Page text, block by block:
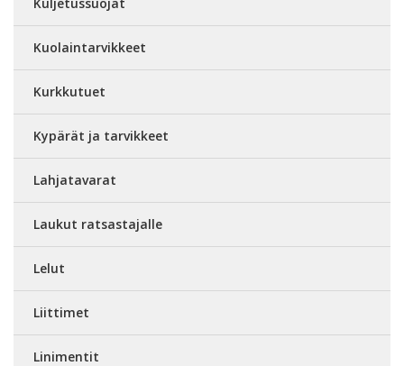
Kuolaintarvikkeet
Kurkkutuet
Kypärät ja tarvikkeet
Lahjatavarat
Laukut ratsastajalle
Lelut
Liittimet
Linimentit